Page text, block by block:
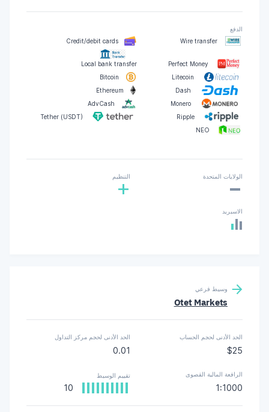
الدفع
Wire transfer
Credit/debit cards
Perfect Money
Local bank transfer
Litecoin
Bitcoin
Dash
Ethereum
Monero
AdvCash
Ripple
Tether (USDT)
NEO
الولايات المتحدة
- التنظيم
+
الاسبريد
وسيط فرعي
Otet Markets
الحد الأدنى لحجم الحساب
$25
الحد الأدنى لحجم مركز التداول
0.01
الرافعة المالية القصوى
1:1000
تقييم الوسيط
10